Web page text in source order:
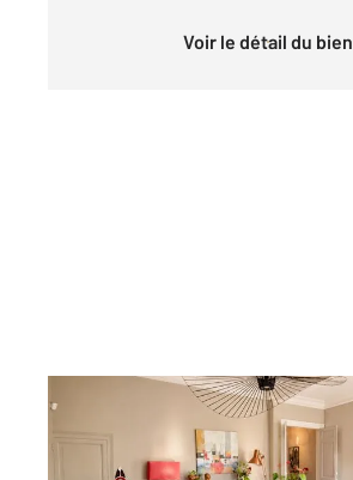
Voir le détail du bien
, 9 pièces
Ref : 13413